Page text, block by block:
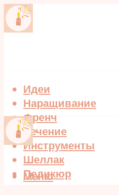
Идеи
Наращивание
Френч
Лечение
Инструменты
Шеллак
Педикюр
Меню